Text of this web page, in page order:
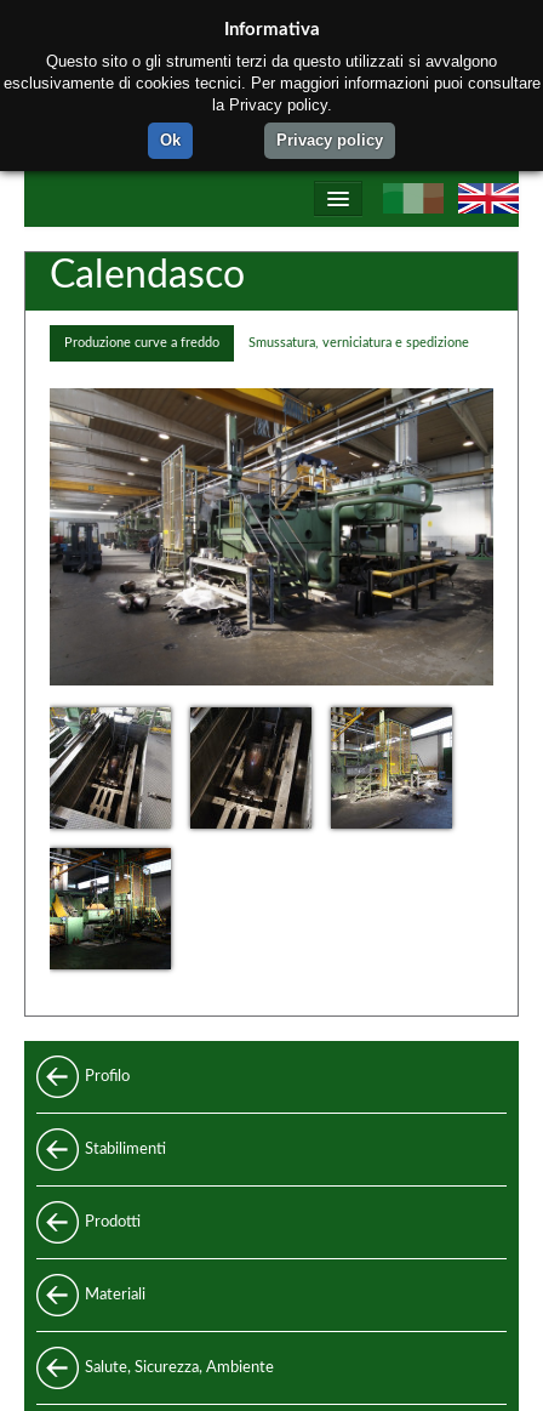
Home
Prodotti
Processo produttivo
Network Tectubi Raccordi
Contatti
Calendasco
Produzione curve a freddo Smussatura, verniciatura e spedizione
Profilo
Stabilimenti
Prodotti
Standard
Speciali
Standard di produzione
Materiali
Acciaio e leghe di acciaio
Acciaio inox
Salute, Sicurezza, Ambiente
Informativa
Questo sito o gli strumenti terzi da questo utilizzati si avvalgono
esclusivamente di cookies tecnici. Per maggiori informazioni puoi consultare
la Privacy policy.
Ok
Privacy policy